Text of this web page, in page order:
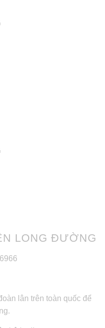
LONG ĐƯỜNG
lân trên toàn quốc để